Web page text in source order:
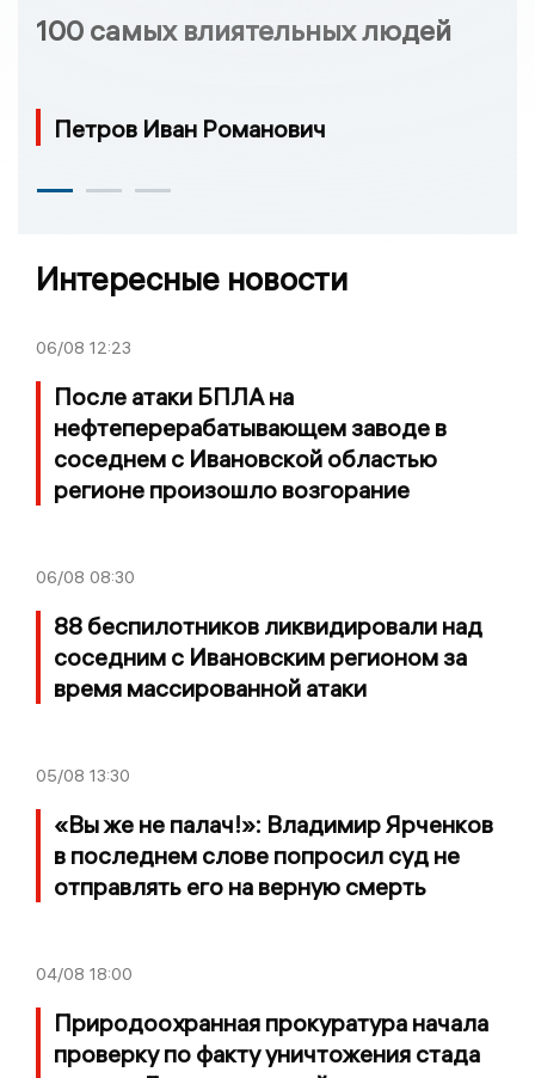
100 самых влиятельных людей
Петров Иван Романович
Интересные новости
06/08 12:23
После атаки БПЛА на
нефтеперерабатывающем заводе в
соседнем с Ивановской областью
регионе произошло возгорание
06/08 08:30
88 беспилотников ликвидировали над
соседним с Ивановским регионом за
время массированной атаки
05/08 13:30
«Вы же не палач!»: Владимир Ярченков
в последнем слове попросил суд не
отправлять его на верную смерть
04/08 18:00
Природоохранная прокуратура начала
проверку по факту уничтожения стада